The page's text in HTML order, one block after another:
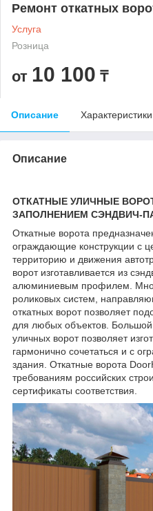
Ремонт откатных
Услуга
Розница
от 10 100 ₸
Описание Характеристики
Описание
ОТКАТНЫЕ УЛИЧНЫЕ
ЗАПОЛНЕНИЕМ СЭНДВИЧ-
Откатные ворота
ограждающие конструкции с
территорию и движения
ворот изготавливается из
алюминиевым профилем.
роликовых систем,
откатных ворот позволяет
для любых объектов.
уличных ворот позволяет
гармонично сочетаться и с
здания. Откатные ворота
требованиям российских
сертификаты соответствия.